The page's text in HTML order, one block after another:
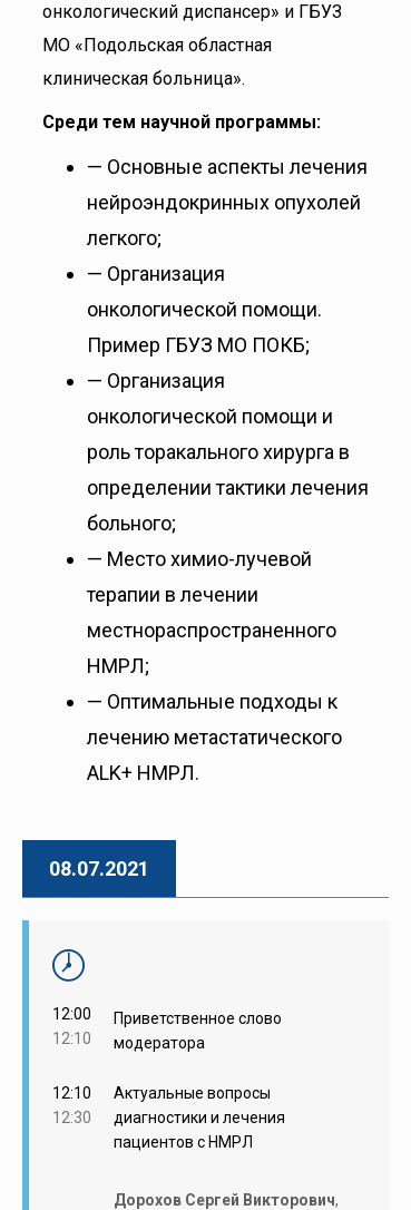
онкологический диспансер» и ГБУЗ
МО «Подольская областная
клиническая больница».
Среди тем научной программы:
— Основные аспекты лечения
нейроэндокринных опухолей
легкого;
— Организация
онкологической помощи.
Пример ГБУЗ МО ПОКБ;
— Организация
онкологической помощи и
роль торакального хирурга в
определении тактики лечения
больного;
— Место химио-лучевой
терапии в лечении
местнораспространенного
НМРЛ;
— Оптимальные подходы к
лечению метастатического
ALK+ НМРЛ.
08.07.2021
12:00
12:10
Приветственное слово
модератора
12:10
12:30
Актуальные вопросы
диагностики и лечения
пациентов с НМРЛ
Дорохов Сергей Викторович,